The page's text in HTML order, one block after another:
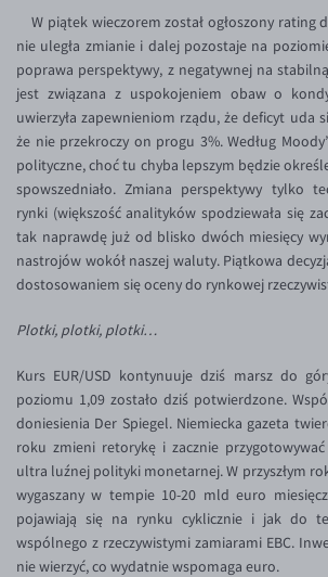
Inne pary walutowe
AUD/PLN
BGN/PLN
CAD/PLN
CNY/PLN
HKD/PLN
HUF/PLN
ILS/PLN
NZD/PLN
RON/PLN
SGD/PLN
TRY/PLN
ZAR/PLN
EUR/USD
EUR/GBP
Aplikacja mobilna
Bezpieczeństwo
Pomoc
Pomoc
FAQ
Konto i opłaty
Wymiana walut
Banki i przelewy
Słowniczek
Poradnik
KONTAKT
Kontakt
Dla mediów
PL
W piątek wieczorem został ogłoszony rating
nie uległa zmianie i dalej pozostaje na
poprawa perspektywy, z negatywnej na
jest związana z uspokojeniem obaw o
uwierzyła zapewnieniom rządu, że deficyt uda
że nie przekroczy on progu 3%. Według
polityczne, choć tu chyba lepszym będzie
spowszedniało. Zmiana perspektywy tylko
rynki (większość analityków spodziewała się
tak naprawdę już od blisko dwóch miesięcy
nastrojów wokół naszej waluty. Piątkowa
dostosowaniem się oceny do rynkowej
Plotki, plotki, plotki…
Kurs EUR/USD kontynuuje dziś marsz do
poziomu 1,09 zostało dziś potwierdzone.
doniesienia Der Spiegel. Niemiecka gazeta
roku zmieni retorykę i zacznie
ultra luźnej polityki monetarnej. W przyszłym
wygaszany w tempie 10-20 mld euro
pojawiają się na rynku cyklicznie i jak do
wspólnego z rzeczywistymi zamiarami EBC.
nie wierzyć, co wydatnie wspomaga euro.